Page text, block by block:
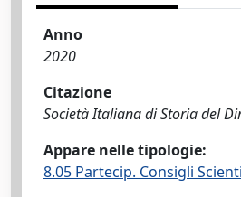
Anno
2020
Citazione
Società Italiana di Storia del
Appare nelle tipologie:
8.05 Partecip. Consigli